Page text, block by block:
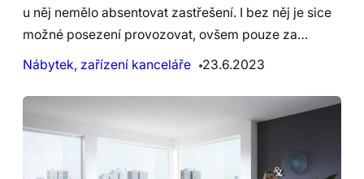
u něj nemělo absentovat zastřešení. I bez něj je sice
možné posezení provozovat, ovšem pouze za…
Nábytek, zařízení kanceláře
23.6.2023